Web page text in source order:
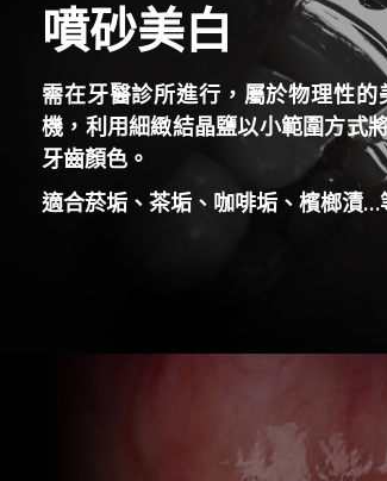
噴砂美白
需在牙醫診所進行，屬於物理性
機，利用細緻結晶鹽以小範圍方式
牙齒顏色。
適合菸垢、茶垢、咖啡垢、檳榔漬…